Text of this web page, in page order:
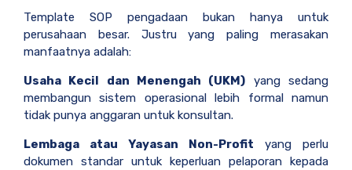
Template SOP pengadaan bukan hanya untuk
perusahaan besar. Justru yang paling merasakan
manfaatnya adalah:
Usaha Kecil dan Menengah (UKM) yang sedang
membangun sistem operasional lebih formal namun
tidak punya anggaran untuk konsultan.
Lembaga atau Yayasan Non-Profit yang perlu
dokumen standar untuk keperluan pelaporan kepada